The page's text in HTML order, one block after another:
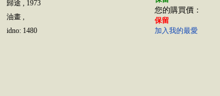
歸途 , 1973
油畫 ,
idno: 1480
您的購買價：
保留
加入我的最愛